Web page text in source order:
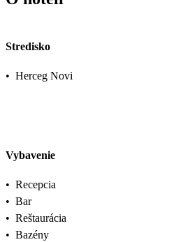
Stredisko
• Herceg Novi
Vybavenie
• Recepcia
• Bar
• Reštaurácia
• Bazény